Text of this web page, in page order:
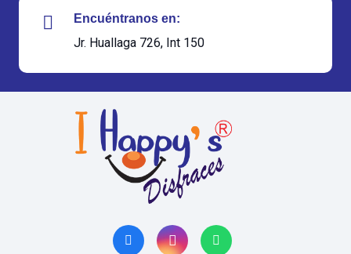
Encuéntranos en:
Jr. Huallaga 726, Int 150